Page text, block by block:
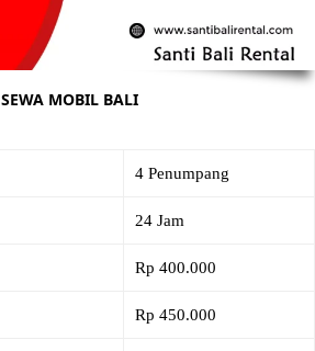
SEWA MOBIL BALI
4 Penumpang
24 Jam
Rp 400.000
Rp 450.000